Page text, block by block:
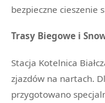
bezpieczne cieszenie
Trasy Biegowe i
Stacja Kotelnica
zjazdów na nartach.
przygotowano